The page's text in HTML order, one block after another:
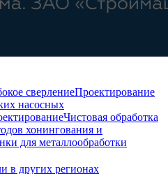
сверлениеПроектирование
насосных
Чистовая обработка
хонингования и
для металлообработки
в других регионах